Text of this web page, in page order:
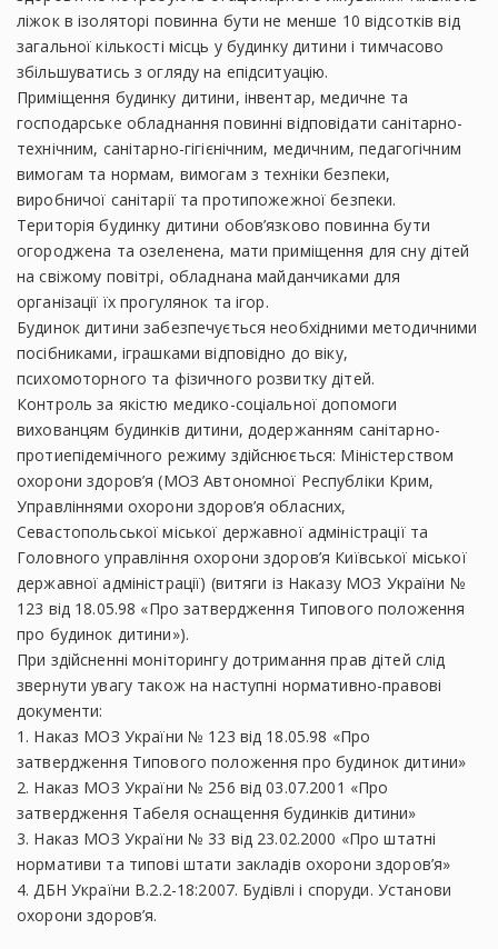
ліжок в ізоляторі повинна бути не менше 10 відсотків від
загальної кількості місць у будинку дитини і тимчасово
збільшуватись з огляду на епідситуацію.
Приміщення будинку дитини, інвентар, медичне та
господарське обладнання повинні відповідати санітарно-
технічним, санітарно-гігієнічним, медичним, педагогічним
вимогам та нормам, вимогам з техніки безпеки,
виробничої санітарії та протипожежної безпеки.
Територія будинку дитини обов’язково повинна бути
огороджена та озеленена, мати приміщення для сну дітей
на свіжому повітрі, обладнана майданчиками для
організації їх прогулянок та ігор.
Будинок дитини забезпечується необхідними методичними
посібниками, іграшками відповідно до віку,
психомоторного та фізичного розвитку дітей.
Контроль за якістю медико-соціальної допомоги
вихованцям будинків дитини, додержанням санітарно-
протиепідемічного режиму здійснюється: Міністерством
охорони здоров’я (МОЗ Автономної Республіки Крим,
Управліннями охорони здоров’я обласних,
Севастопольської міської державної адміністрації та
Головного управління охорони здоров’я Київської міської
державної адміністрації) (витяги із Наказу МОЗ України №
123 від 18.05.98 «Про затвердження Типового положення
про будинок дитини»).
При здійсненні моніторингу дотримання прав дітей слід
звернути увагу також на наступні нормативно-правові
документи:
1. Наказ МОЗ України № 123 від 18.05.98 «Про
затвердження Типового положення про будинок дитини»
2. Наказ МОЗ України № 256 від 03.07.2001 «Про
затвердження Табеля оснащення будинків дитини»
3. Наказ МОЗ України № 33 від 23.02.2000 «Про штатні
нормативи та типові штати закладів охорони здоров’я»
4. ДБН України В.2.2-18:2007. Будівлі і споруди. Установи
охорони здоров’я.